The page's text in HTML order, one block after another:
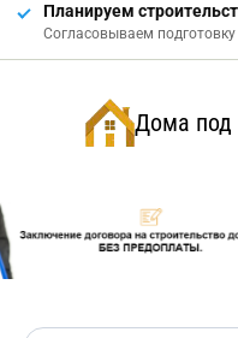
Планируем
Согласовываем
Дома под